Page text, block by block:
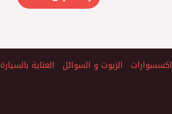
اكسسوارات الزيوت و السوائل العناية بالسيارة